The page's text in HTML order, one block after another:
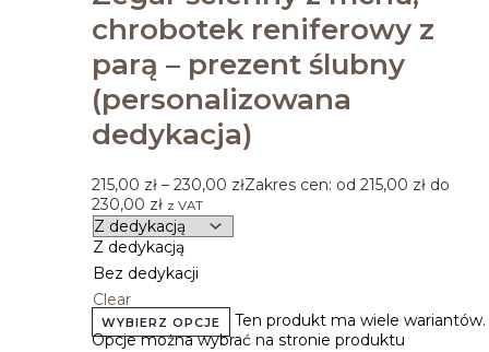
chrobotek reniferowy z
parą – prezent ślubny
(personalizowana
dedykacja)
215,00 zł – 230,00 złZakres cen: od 215,00 zł do
230,00 zł z VAT
Z dedykacją
Bez dedykacji
Clear
WYBIERZ OPCJE
Ten produkt ma wiele wariantów.
Opcje można wybrać na stronie produktu